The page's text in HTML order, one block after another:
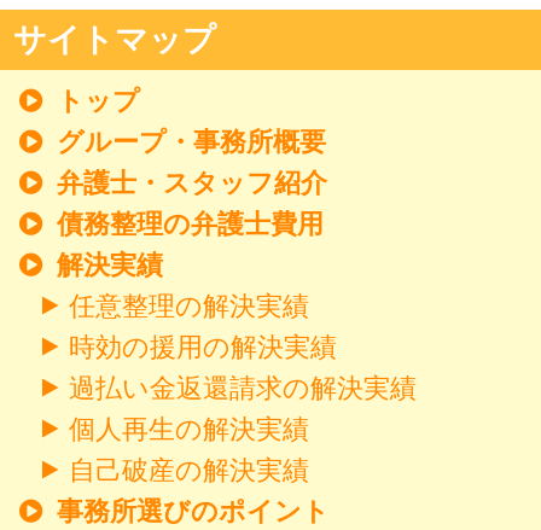
サイトマップ
トップ
グループ・事務所概要
弁護士・スタッフ紹介
債務整理の弁護士費用
解決実績
任意整理の解決実績
時効の援用の解決実績
過払い金返還請求の解決実績
個人再生の解決実績
自己破産の解決実績
事務所選びのポイント